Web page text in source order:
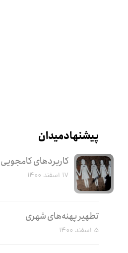
پیشنهاد میدان
کاربرد‌های کامجویی
۱۷ اسفند ۱۴۰۰
تطهیر پهنه‌های شهری
۵ اسفند ۱۴۰۰